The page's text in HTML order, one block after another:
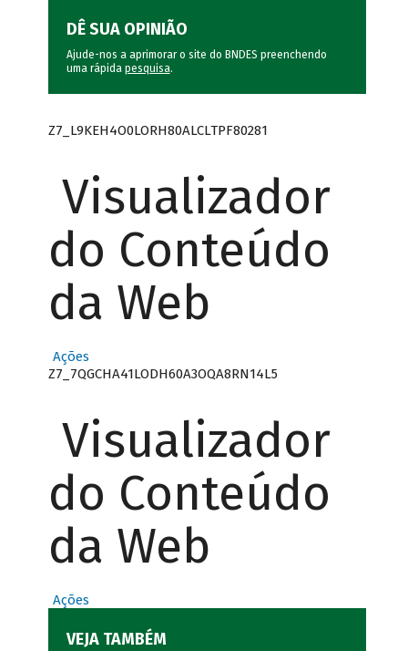
DÊ SUA OPINIÃO
Ajude-nos a aprimorar o site do BNDES preenchendo
uma rápida pesquisa.
Z7_L9KEH4O0LORH80ALCLTPF80281
Visualizador
do Conteúdo
da Web
Ações
Z7_7QGCHA41LODH60A3OQA8RN14L5
Visualizador
do Conteúdo
da Web
Ações
VEJA TAMBÉM